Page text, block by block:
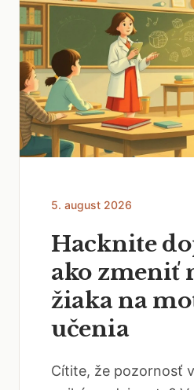
5. august 2026
Hacknite
ako zmeniť
žiaka na
učenia
Cítite, že pozornosť